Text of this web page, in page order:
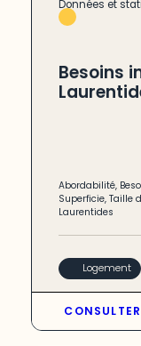
Données et
Besoins
Abordabilité,
Superficie,Taille
Laurentides
Logement
CONSULTER